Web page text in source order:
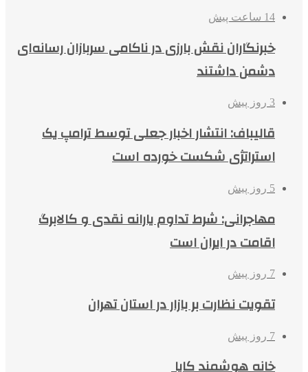
14 ساعت پیش
خبرنگاران نقش بارزی در ناکامی سربازان رسانه‌ای
دشمن داشتند
3 روز پیش
قالیباف: انتشار اخبار جعلی توسط ترامپ یک
استراتژی شکست خورده است
5 روز پیش
مهاجرانی: شرط تداوم یارانه نقدی و کالابرگ
اقامت در ایران است
7 روز پیش
تقویت نظارت بر بازار در استان تهران
7 روز پیش
خانه هوشمند کایا